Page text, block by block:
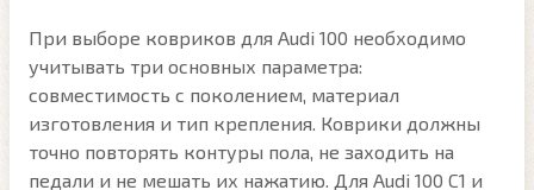
При выборе ковриков для Audi 100 необходимо
учитывать три основных параметра:
совместимость с поколением, материал
изготовления и тип крепления. Коврики должны
точно повторять контуры пола, не заходить на
педали и не мешать их нажатию. Для Audi 100 C1 и